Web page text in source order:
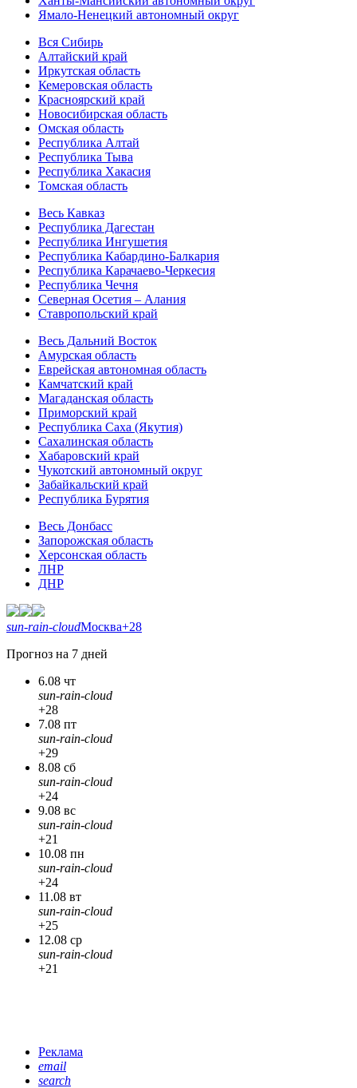
Ямало-Ненецкий автономный округ
Вся Сибирь
Алтайский край
Иркутская область
Кемеровская область
Красноярский край
Новосибирская область
Омская область
Республика Алтай
Республика Тыва
Республика Хакасия
Томская область
Весь Кавказ
Республика Дагестан
Республика Ингушетия
Республика Кабардино-Балкария
Республика Карачаево-Черкесия
Республика Чечня
Северная Осетия – Алания
Ставропольский край
Весь Дальний Восток
Амурская область
Еврейская автономная область
Камчатский край
Магаданская область
Приморский край
Республика Саха (Якутия)
Сахалинская область
Хабаровский край
Чукотский автономный округ
Забайкальский край
Республика Бурятия
Весь Донбасс
Запорожская область
Херсонская область
ЛНР
ДНР
sun-rain-cloudМосква+28
Прогноз на 7 дней
6.08 чт
sun-rain-cloud
+28
7.08 пт
sun-rain-cloud
+29
8.08 сб
sun-rain-cloud
+24
9.08 вс
sun-rain-cloud
+21
10.08 пн
sun-rain-cloud
+24
11.08 вт
sun-rain-cloud
+25
12.08 ср
sun-rain-cloud
+21
Реклама
email
search